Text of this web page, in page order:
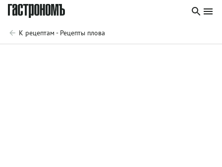
К рецептам - Рецепты плова